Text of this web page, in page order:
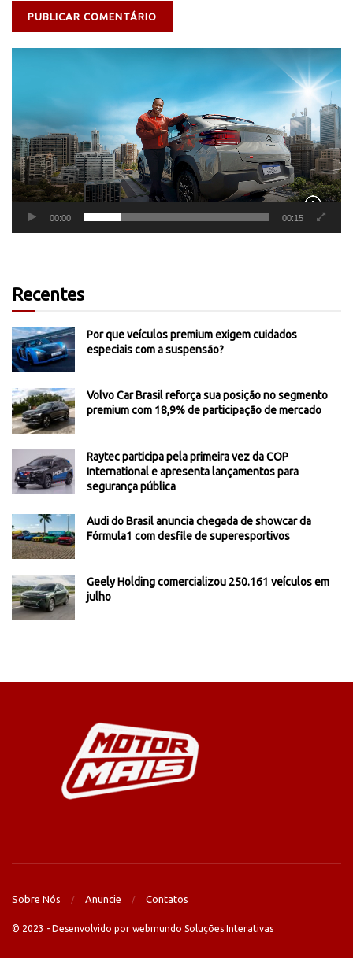
00:00 00:15
Recentes
Por que veículos premium exigem cuidados
especiais com a suspensão?
Volvo Car Brasil reforça sua posição no segmento
premium com 18,9% de participação de mercado
Raytec participa pela primeira vez da COP
International e apresenta lançamentos para
segurança pública
Audi do Brasil anuncia chegada de showcar da
Fórmula1 com desfile de superesportivos
Geely Holding comercializou 250.161 veículos em
julho
Sobre Nós Anuncie Contatos
© 2023 - Desenvolvido por webmundo Soluções Interativas